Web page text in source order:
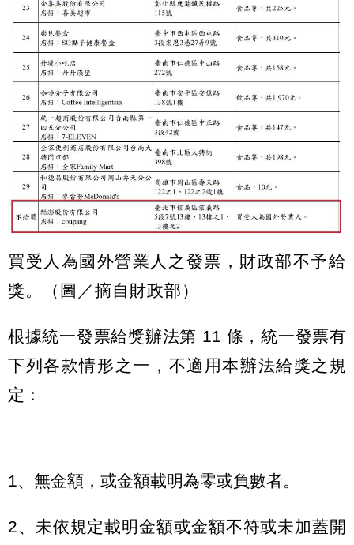
買受人為國外營業人之發票，財政部不予給
獎。（圖／摘自財政部）
根據統一發票給獎辦法第 11 條，統一發票有
下列各款情形之一，不適用本辦法給獎之規
定：
1、無金額，或金額載明為零或負數者。
2、未依規定載明金額或金額不符或未加蓋開